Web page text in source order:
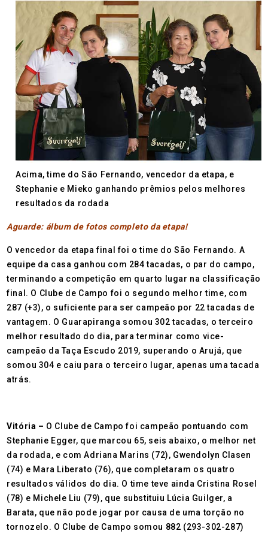
Acima, time do São Fernando, vencedor da etapa, e
Stephanie e Mieko ganhando prêmios pelos melhores
resultados da rodada
Aguarde: álbum de fotos completo da etapa!
O vencedor da etapa final foi o time do São Fernando. A
equipe da casa ganhou com 284 tacadas, o par do campo,
terminando a competição em quarto lugar na classificação
final. O Clube de Campo foi o segundo melhor time, com
287 (+3), o suficiente para ser campeão por 22 tacadas de
vantagem. O Guarapiranga somou 302 tacadas, o terceiro
melhor resultado do dia, para terminar como vice-
campeão da Taça Escudo 2019, superando o Arujá, que
somou 304 e caiu para o terceiro lugar, apenas uma tacada
atrás.
Vitória – O Clube de Campo foi campeão pontuando com
Stephanie Egger, que marcou 65, seis abaixo, o melhor net
da rodada, e com Adriana Marins (72), Gwendolyn Clasen
(74) e Mara Liberato (76), que completaram os quatro
resultados válidos do dia. O time teve ainda Cristina Rosel
(78) e Michele Liu (79), que substituiu Lúcia Guilger, a
Barata, que não pode jogar por causa de uma torção no
tornozelo. O Clube de Campo somou 882 (293-302-287)